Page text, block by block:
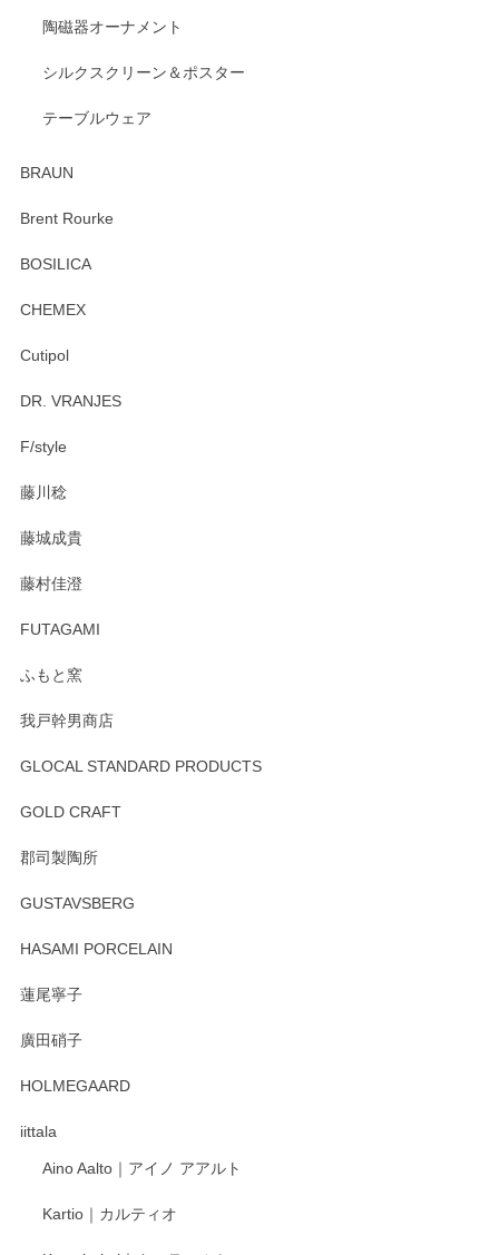
陶磁器オーナメント
シルクスクリーン＆ポスター
テーブルウェア
BRAUN
Brent Rourke
BOSILICA
CHEMEX
Cutipol
DR. VRANJES
F/style
藤川稔
藤城成貴
藤村佳澄
FUTAGAMI
ふもと窯
我戸幹男商店
GLOCAL STANDARD PRODUCTS
GOLD CRAFT
郡司製陶所
GUSTAVSBERG
HASAMI PORCELAIN
蓮尾寧子
廣田硝子
HOLMEGAARD
iittala
Aino Aalto｜アイノ アアルト
Kartio｜カルティオ